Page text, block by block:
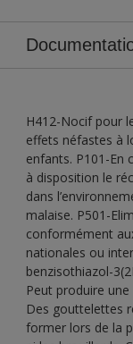
H412-Nocif pour
effets néfastes à
enfants. P101-En
à disposition le
dans
malaise. P501-
conformément
nationales ou
benzisothiazol-
Peut produire
Des gouttelettes
former lors de la